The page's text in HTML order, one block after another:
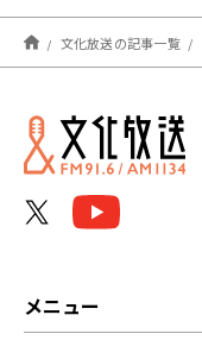
文化放送の記事一覧
メニュー